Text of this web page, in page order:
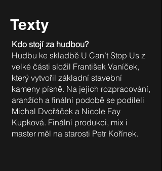
Texty
Kdo stojí za hudbou?
Hudbu ke skladbě U Can’t Stop Us z
velké části složil František Vaníček,
který vytvořil základní stavební
kameny písně. Na jejich rozpracování,
aranžích a finální podobě se podíleli
Michal Dvořáček a Nicole Fay
Kupková. Finální produkci, mix i
master měl na starosti Petr Kořínek.